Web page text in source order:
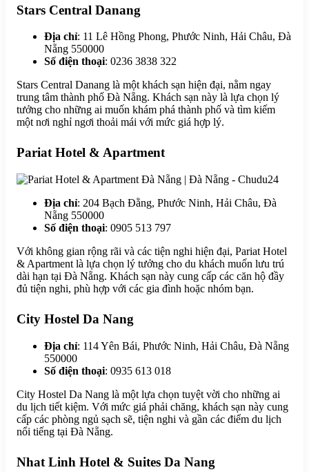
Stars Central Danang
Địa chỉ: 11 Lê Hồng Phong, Phước Ninh, Hải Châu, Đà
Nẵng 550000
Số điện thoại: 0236 3838 322
Stars Central Danang là một khách sạn hiện đại, nằm ngay
trung tâm thành phố Đà Nẵng. Khách sạn này là lựa chọn lý
tưởng cho những ai muốn khám phá thành phố và tìm kiếm
một nơi nghỉ ngơi thoải mái với mức giá hợp lý.
Pariat Hotel & Apartment
Địa chỉ: 204 Bạch Đằng, Phước Ninh, Hải Châu, Đà
Nẵng 550000
Số điện thoại: 0905 513 797
Với không gian rộng rãi và các tiện nghi hiện đại, Pariat Hotel
& Apartment là lựa chọn lý tưởng cho du khách muốn lưu trú
dài hạn tại Đà Nẵng. Khách sạn này cung cấp các căn hộ đầy
đủ tiện nghi, phù hợp với các gia đình hoặc nhóm bạn.
City Hostel Da Nang
Địa chỉ: 114 Yên Bái, Phước Ninh, Hải Châu, Đà Nẵng
550000
Số điện thoại: 0935 613 018
City Hostel Da Nang là một lựa chọn tuyệt vời cho những ai
du lịch tiết kiệm. Với mức giá phải chăng, khách sạn này cung
cấp các phòng ngủ sạch sẽ, tiện nghi và gần các điểm du lịch
nổi tiếng tại Đà Nẵng.
Nhat Linh Hotel & Suites Da Nang